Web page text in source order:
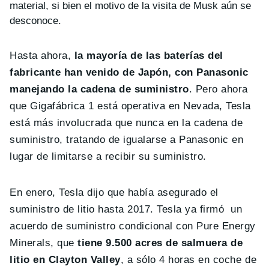
material, si bien el motivo de la visita de Musk aún se
desconoce.
Hasta ahora,
la mayoría de las baterías del
fabricante han venido de Japón, con Panasonic
manejando la cadena de suministro. Pero ahora
que Gigafábrica 1 está operativa en Nevada, Tesla
está más involucrada que nunca en la cadena de
suministro, tratando de igualarse a Panasonic en
lugar de limitarse a recibir su suministro.
En enero, Tesla dijo que había asegurado el
suministro de litio hasta 2017. Tesla ya firmó un
acuerdo de suministro condicional con Pure Energy
Minerals, quetiene 9.500 acres de salmuera de
litio en Clayton Valley, a sólo 4 horas en coche de